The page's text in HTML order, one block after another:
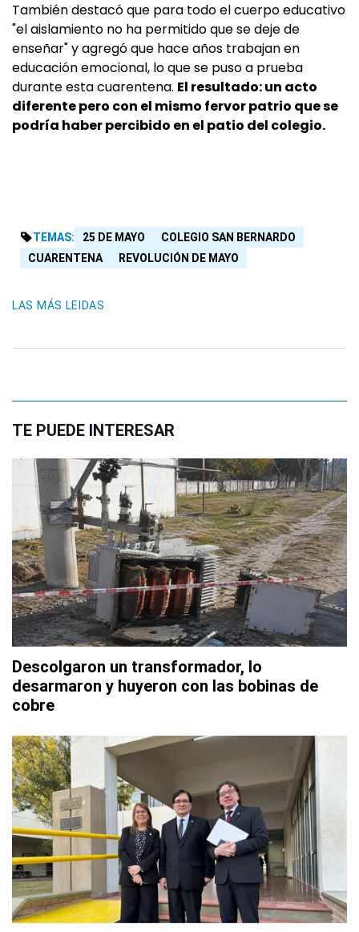
También destacó que para todo el cuerpo educativo
"el aislamiento no ha permitido que se deje de
enseñar" y agregó que hace años trabajan en
educación emocional, lo que se puso a prueba
durante esta cuarentena. El resultado: un acto
diferente pero con el mismo fervor patrio que se
podría haber percibido en el patio del colegio.
TEMAS: 25 DE MAYO
COLEGIO SAN BERNARDO
CUARENTENA
REVOLUCIÓN DE MAYO
LAS MÁS LEIDAS
TE PUEDE INTERESAR
Descolgaron un transformador, lo
desarmaron y huyeron con las bobinas de
cobre